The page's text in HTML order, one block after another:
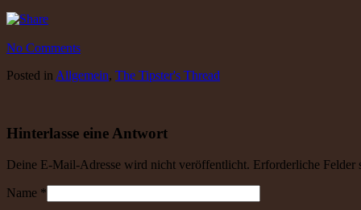
No Comments
Posted in Allgemein, The Tipster's Thread
Hinterlasse eine Antwort
Deine E-Mail-Adresse wird nicht veröffentlicht. Erforderliche Felder
Name *